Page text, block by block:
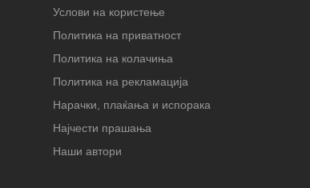
Услови на користење
Политика на приватност
Политика на колачиња
Политика на рекламација
Нарачки, плаќања и испорака
Најчести прашања
Наши автори